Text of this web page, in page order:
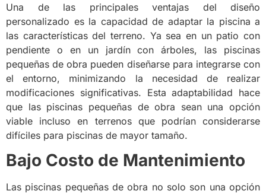
Una de las principales ventajas del diseño
personalizado es la capacidad de adaptar la piscina a
las características del terreno. Ya sea en un patio con
pendiente o en un jardín con árboles, las piscinas
pequeñas de obra pueden diseñarse para integrarse con
el entorno, minimizando la necesidad de realizar
modificaciones significativas. Esta adaptabilidad hace
que las piscinas pequeñas de obra sean una opción
viable incluso en terrenos que podrían considerarse
difíciles para piscinas de mayor tamaño.
Bajo Costo de Mantenimiento
Las piscinas pequeñas de obra no solo son una opción